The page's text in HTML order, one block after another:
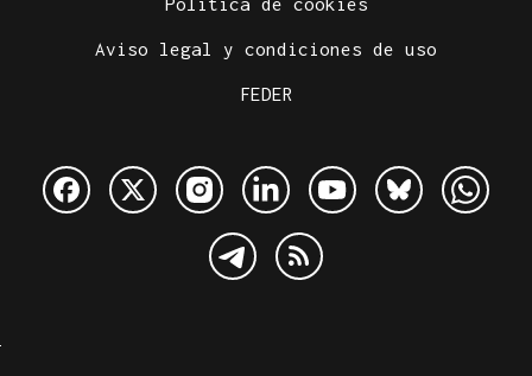
Aviso legal y condiciones de uso
FEDER